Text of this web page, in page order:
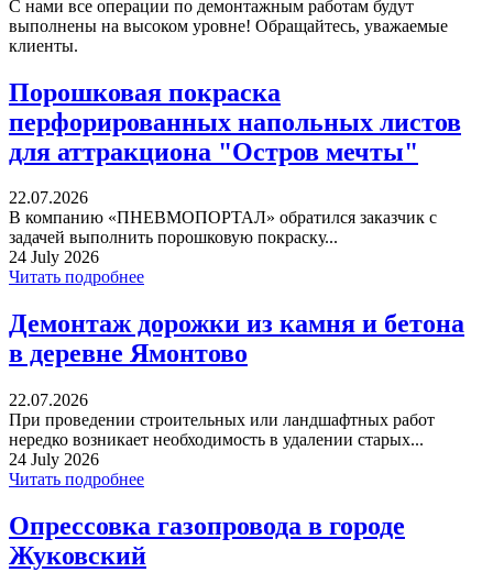
С нами все операции по демонтажным работам будут
выполнены на высоком уровне! Обращайтесь, уважаемые
клиенты.
Порошковая покраска
перфорированных напольных листов
для аттракциона "Остров мечты"
22.07.2026
В компанию «ПНЕВМОПОРТАЛ» обратился заказчик с
задачей выполнить порошковую покраску...
24 July 2026
Читать подробнее
Демонтаж дорожки из камня и бетона
в деревне Ямонтово
22.07.2026
При проведении строительных или ландшафтных работ
нередко возникает необходимость в удалении старых...
24 July 2026
Читать подробнее
Опрессовка газопровода в городе
Жуковский